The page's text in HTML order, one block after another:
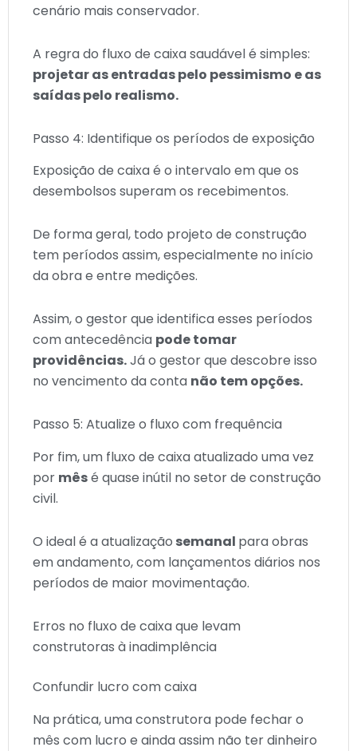
cenário mais conservador.
A regra do fluxo de caixa saudável é simples:
projetar as entradas pelo pessimismo e as
saídas pelo realismo.
Passo 4: Identifique os períodos de exposição
Exposição de caixa é o intervalo em que os
desembolsos superam os recebimentos.
De forma geral, todo projeto de construção
tem períodos assim, especialmente no início
da obra e entre medições.
Assim, o gestor que identifica esses períodos
com antecedência pode tomar
providências.Já o gestor que descobre isso
no vencimento da conta não tem opções.
Passo 5: Atualize o fluxo com frequência
Por fim, um fluxo de caixa atualizado uma vez
por mêsé quase inútil no setor de construção
civil.
O ideal é a atualização semanal para obras
em andamento, com lançamentos diários nos
períodos de maior movimentação.
Erros no fluxo de caixa que levam
construtoras à inadimplência
Confundir lucro com caixa
Na prática, uma construtora pode fechar o
mês com lucro e ainda assim não ter dinheiro